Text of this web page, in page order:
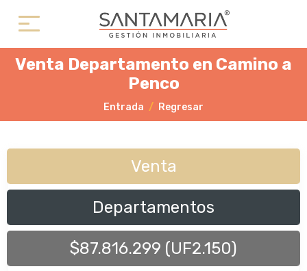
Venta Departamento en Camino a
Penco
Entrada Regresar
Venta
Departamentos
$87.816.299 (UF2.150)